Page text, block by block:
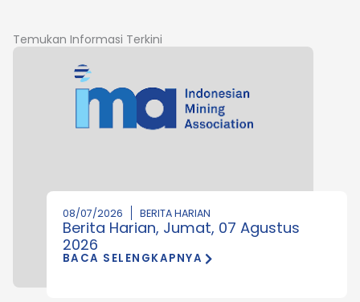
Temukan Informasi Terkini
08/07/2026 BERITA HARIAN
Berita Harian, Jumat, 07 Agustus
2026
BACA SELENGKAPNYA